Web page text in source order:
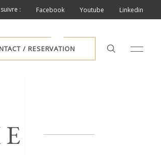
: Facebook Youtube Linkedin
/ RESERVATION